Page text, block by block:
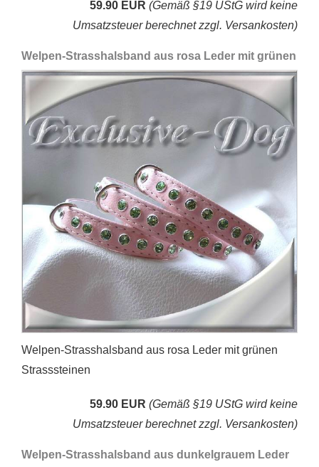
59.90 EUR (Gemäß §19 UStG wird keine
Umsatzsteuer berechnet zzgl. Versankosten)
Welpen-Strasshalsband aus rosa Leder mit grünen
Welpen-Strasshalsband aus rosa Leder mit grünen
Strasssteinen
59.90 EUR (Gemäß §19 UStG wird keine
Umsatzsteuer berechnet zzgl. Versankosten)
Welpen-Strasshalsband aus dunkelgrauem Leder